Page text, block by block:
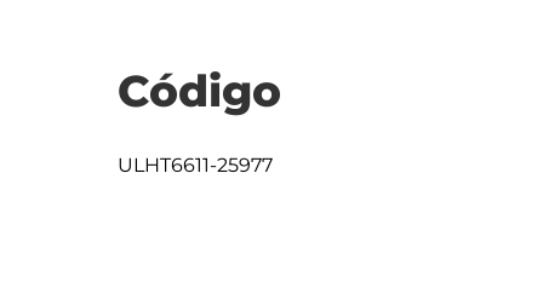
Código
ULHT6611-25977